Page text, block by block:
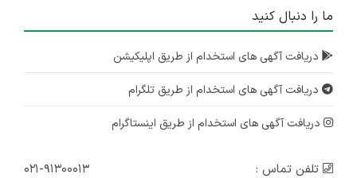
ما را دنبال کنید
دریافت آگهی های استخدام از طریق اپلیکیشن
دریافت آگهی های استخدام از طریق تلگرام
دریافت آگهی های استخدام از طریق اینستاگرام
تلفن تماس : ۰۲۱-۹۱۳۰۰۰۱۳